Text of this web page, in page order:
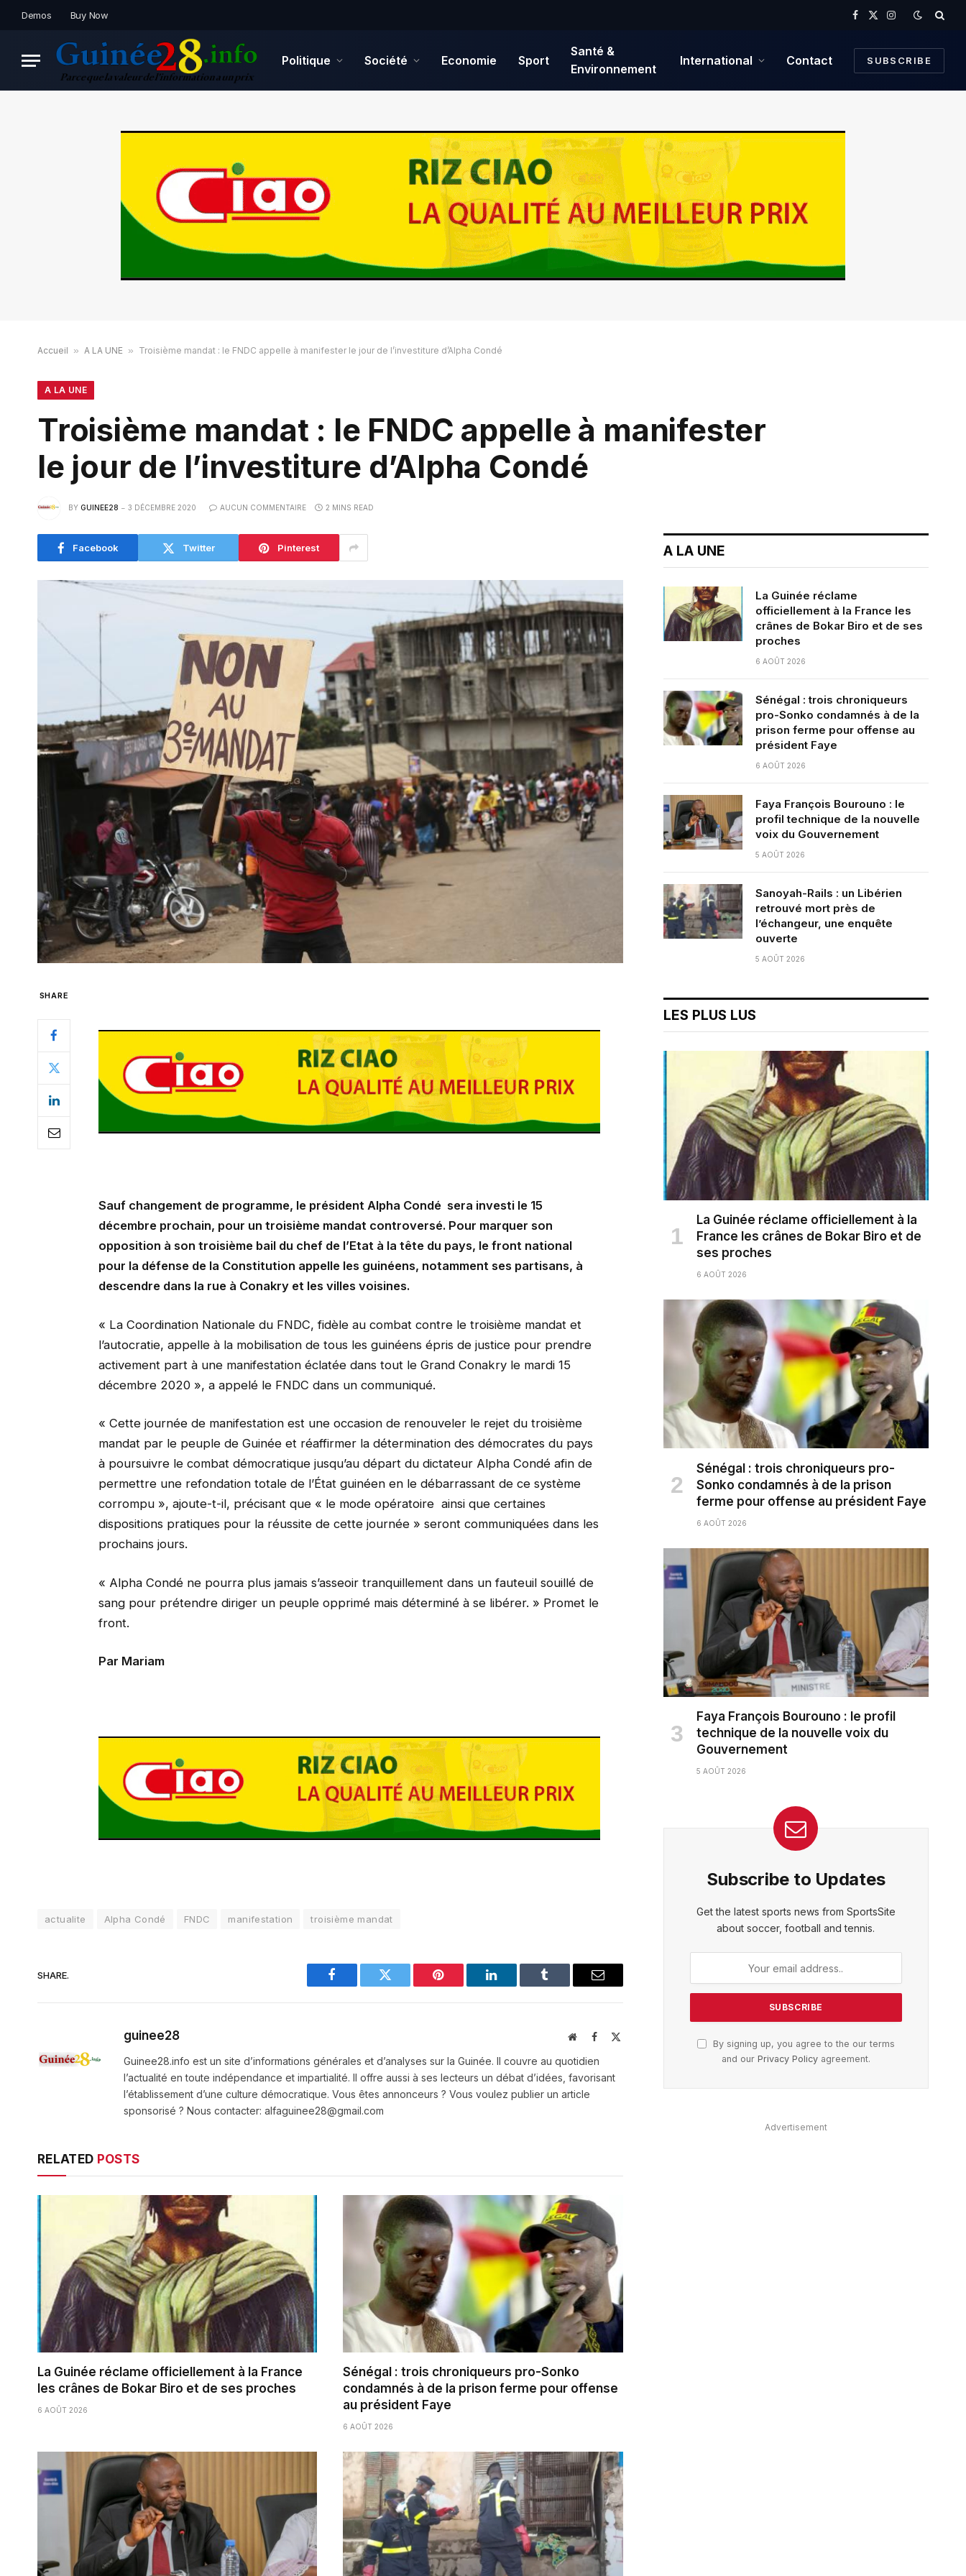
Demos Buy Now
Facebook
X
Instagram
Politique Société Economie Sport
Santé &
Environnement
International Contact SUBSCRIBE
Accueil » A LA UNE » Troisième mandat : le FNDC appelle à manifester le jour de l’investiture d’Alpha Condé
A LA UNE
Troisième mandat : le FNDC appelle à manifester
le jour de l’investiture d’Alpha Condé
BY GUINEE28 3 DÉCEMBRE 2020 AUCUN COMMENTAIRE 2 MINS READ
Facebook Twitter Pinterest
SHARE
Sauf changement de programme, le président Alpha Condé sera investi le 15
décembre prochain, pour un troisième mandat controversé. Pour marquer son
opposition à son troisième bail du chef de l’Etat à la tête du pays, le front national
pour la défense de la Constitution appelle les guinéens, notamment ses partisans, à
descendre dans la rue à Conakry et les villes voisines.
« La Coordination Nationale du FNDC, fidèle au combat contre le troisième mandat et
l’autocratie, appelle à la mobilisation de tous les guinéens épris de justice pour prendre
activement part à une manifestation éclatée dans tout le Grand Conakry le mardi 15
décembre 2020 », a appelé le FNDC dans un communiqué.
« Cette journée de manifestation est une occasion de renouveler le rejet du troisième
mandat par le peuple de Guinée et réaffirmer la détermination des démocrates du pays
à poursuivre le combat démocratique jusqu’au départ du dictateur Alpha Condé afin de
permettre une refondation totale de l’État guinéen en le débarrassant de ce système
corrompu », ajoute-t-il, précisant que « le mode opératoire ainsi que certaines
dispositions pratiques pour la réussite de cette journée » seront communiquées dans les
prochains jours.
« Alpha Condé ne pourra plus jamais s’asseoir tranquillement dans un fauteuil souillé de
sang pour prétendre diriger un peuple opprimé mais déterminé à se libérer. » Promet le
front.
Par Mariam
actualite Alpha Condé FNDC manifestation troisième mandat
SHARE.
Facebook Twitter Pinterest LinkedIn Tumblr Email
guinee28 WebsiteFacebook
X
Guinee28.info est un site d’informations générales et d’analyses sur la Guinée. Il couvre au quotidien
l’actualité en toute indépendance et impartialité. Il offre aussi à ses lecteurs un débat d’idées, favorisant
l’établissement d’une culture démocratique. Vous êtes annonceurs ? Vous voulez publier un article
sponsorisé ? Nous contacter: alfaguinee28@gmail.com
RELATED POSTS
La Guinée réclame officiellement à la France
les crânes de Bokar Biro et de ses proches
6 AOÛT 2026
Sénégal : trois chroniqueurs pro-Sonko
condamnés à de la prison ferme pour offense
au président Faye
6 AOÛT 2026
A LA UNE
La Guinée réclame
officiellement à la France les
crânes de Bokar Biro et de ses
proches
6 AOÛT 2026
Sénégal : trois chroniqueurs
pro-Sonko condamnés à de la
prison ferme pour offense au
président Faye
6 AOÛT 2026
Faya François Bourouno : le
profil technique de la nouvelle
voix du Gouvernement
5 AOÛT 2026
Sanoyah-Rails : un Libérien
retrouvé mort près de
l’échangeur, une enquête
ouverte
5 AOÛT 2026
LES PLUS LUS
La Guinée réclame officiellement à la
France les crânes de Bokar Biro et de
ses proches
6 AOÛT 2026
Sénégal : trois chroniqueurs pro-
Sonko condamnés à de la prison
ferme pour offense au président Faye
6 AOÛT 2026
Faya François Bourouno : le profil
technique de la nouvelle voix du
Gouvernement
5 AOÛT 2026
Subscribe to Updates
Get the latest sports news from SportsSite
about soccer, football and tennis.
By signing up, you agree to the our terms
and our Privacy Policyagreement.
Advertisement